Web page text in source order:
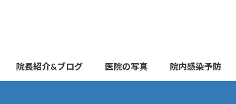
院長紹介&ブログ 医院の写真 院内感染予防